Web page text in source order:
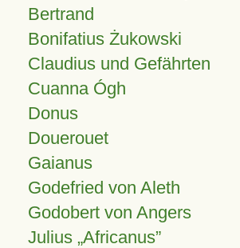
Bertrand
Bonifatius Żukowski
Claudius und Gefährten
Cuanna Ógh
Donus
Douerouet
Gaianus
Godefried von Aleth
Godobert von Angers
Julius Africanus